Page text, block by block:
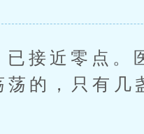
近零点。
的，只有几